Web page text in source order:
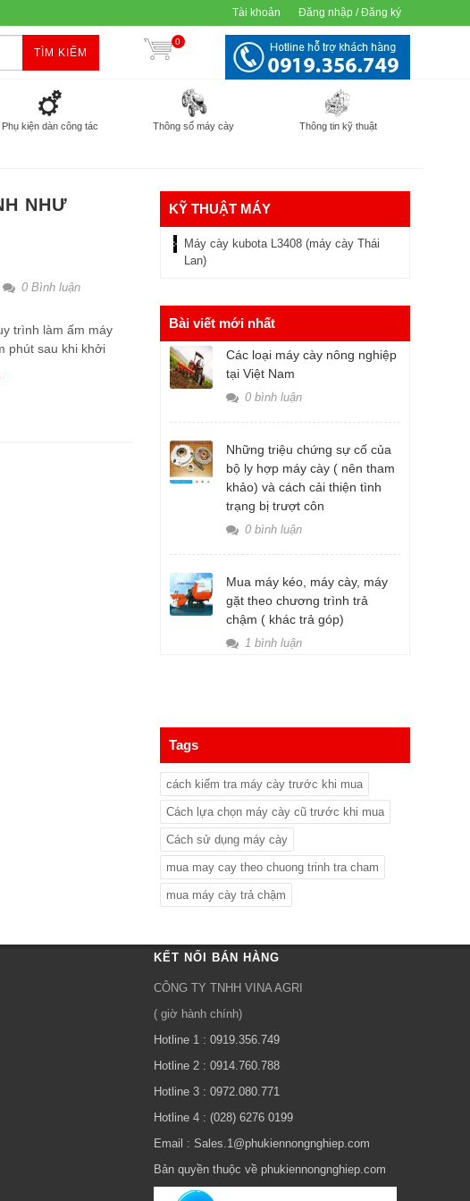
Tài khoản Đăng nhập / Đăng ký
TÌM KIẾM
0
Phụ kiện dàn công tác Thông số máy cày Thông tin kỹ thuật
NHƯ
0 Bình luận
trình làm ấm máy
phút sau khi khởi
KỸ THUẬT MÁY
Máy cày kubota L3408 (máy cày Thái
Lan)
Bài viết mới nhất
Các loại máy cày nông nghiệp
tại Việt Nam
0 bình luận
Những triệu chứng sự cố của
bộ ly hợp máy cày ( nên tham
khảo) và cách cải thiện tình
trạng bị trượt côn
0 bình luận
Mua máy kéo, máy cày, máy
gặt theo chương trình trả
chậm ( khác trả góp)
1 bình luận
Tags
cách kiểm tra máy cày trước khi mua
Cách lựa chọn máy cày cũ trước khi mua
Cách sử dụng máy cày
mua may cay theo chuong trinh tra cham
mua máy cày trả chậm
KẾT NỐI BÁN HÀNG
CÔNG TY TNHH VINA AGRI
( giờ hành chính)
Hotline 1 : 0919.356.749
Hotline 2 : 0914.760.788
Hotline 3 : 0972.080.771
Hotline 4 : (028) 6276 0199
Email : Sales.1@phukiennongnghiep.com
Bản quyền thuộc về phukiennongnghiep.com